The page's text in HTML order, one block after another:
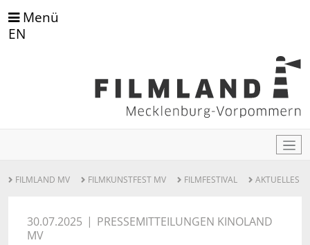
Menü
EN
FILMLAND MV FILMKUNSTFEST MV FILMFESTIVAL AKTUELLES
30.07.2025
PRESSEMITTEILUNGEN KINOLAND
MV